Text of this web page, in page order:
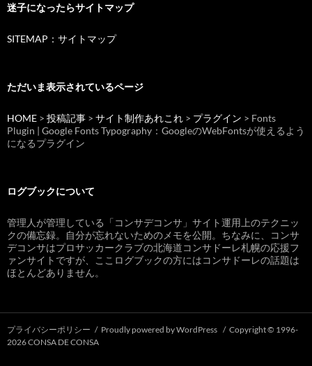
迷子になったらサイトマップ
SITEMAP：サイトマップ
ただいま表示されているページ
HOME > 投稿記事 > サイト制作あれこれ > プラグイン > Fonts
Plugin | Google Fonts Typography：GoogleのWebFontsが使えるよう
になるプラグイン
ログブックについて
管理人が管理している「コンサデコンサ」サイト運用上のテクニッ
クの備忘録。自分が忘れないためのメモを公開。ちなみに、コンサ
デコンサはプロサッカークラブの北海道コンサドーレ札幌の応援フ
ァンサイトですが、ここログブックの方にはコンサドーレの話題は
ほとんどありません。
プライバシーポリシー Proudly powered by WordPress
Copyright © 1996-
2026 CONSA DE CONSA